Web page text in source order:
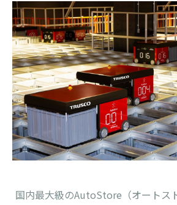
国内最大級のAutoStore（オートス